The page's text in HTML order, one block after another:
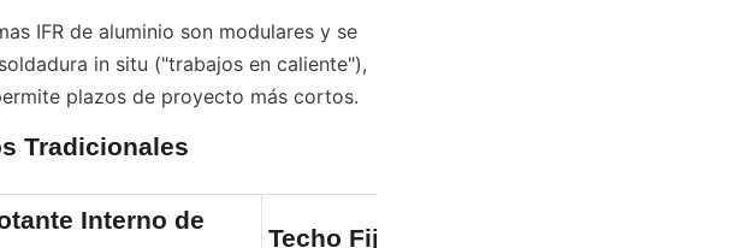
IFR de aluminio son modulares y se
in situ ("trabajos en caliente"),
plazos de proyecto más cortos.
Tradicionales
Interno de
Techo Fijo de Acero